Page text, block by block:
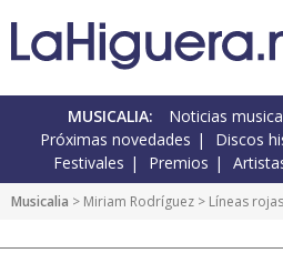
MUSICALIA: Noticias
Próximas novedades
Discos
Festivales
Premios
Musicalia > Miriam Rodríguez > Líneas rojas